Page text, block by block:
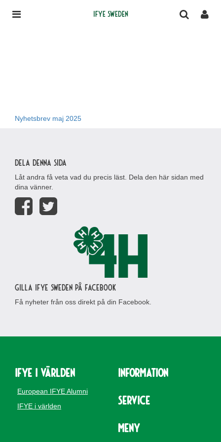
IFYE Sweden
Nyhetsbrev maj 2025
Dela denna sida
Låt andra få veta vad du precis läst. Dela den här sidan med
dina vänner.
Gilla IFYE Sweden på Facebook
Få nyheter från oss direkt på din Facebook.
IFYE i världen
European IFYE Alumni
IFYE i världen
Information
Service
Meny